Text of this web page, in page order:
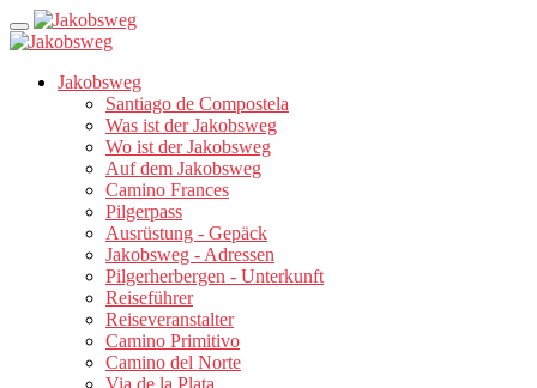
Jakobsweg
Santiago de Compostela
Was ist der Jakobsweg
Wo ist der Jakobsweg
Auf dem Jakobsweg
Camino Frances
Pilgerpass
Ausrüstung - Gepäck
Jakobsweg - Adressen
Pilgerherbergen - Unterkunft
Reiseführer
Reiseveranstalter
Camino Primitivo
Camino del Norte
Via de la Plata